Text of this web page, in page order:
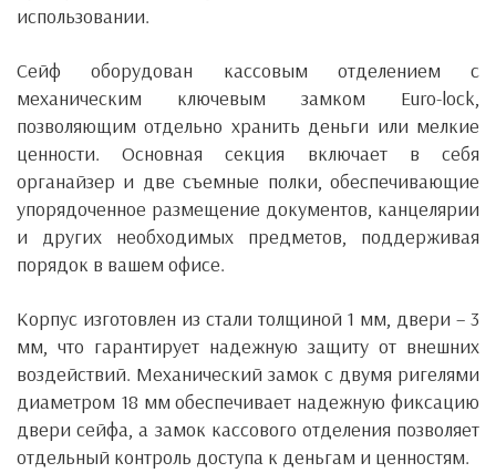
использовании.
Сейф оборудован кассовым отделением с
механическим ключевым замком Euro-lock,
позволяющим отдельно хранить деньги или мелкие
ценности. Основная секция включает в себя
органайзер и две съемные полки, обеспечивающие
упорядоченное размещение документов, канцелярии
и других необходимых предметов, поддерживая
порядок в вашем офисе.
Корпус изготовлен из стали толщиной 1 мм, двери – 3
мм, что гарантирует надежную защиту от внешних
воздействий. Механический замок с двумя ригелями
диаметром 18 мм обеспечивает надежную фиксацию
двери сейфа, а замок кассового отделения позволяет
отдельный контроль доступа к деньгам и ценностям.